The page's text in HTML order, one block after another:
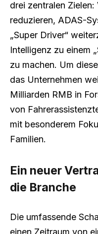
drei zentralen
reduzieren, ADAS-
„Super Driver“
Intelligenz zu einem
zu machen. Um
das Unternehmen
Milliarden RMB in
von
mit besonderem
Familien.
Ein neuer
die Branche
Die umfassende
einen Zeitraum von